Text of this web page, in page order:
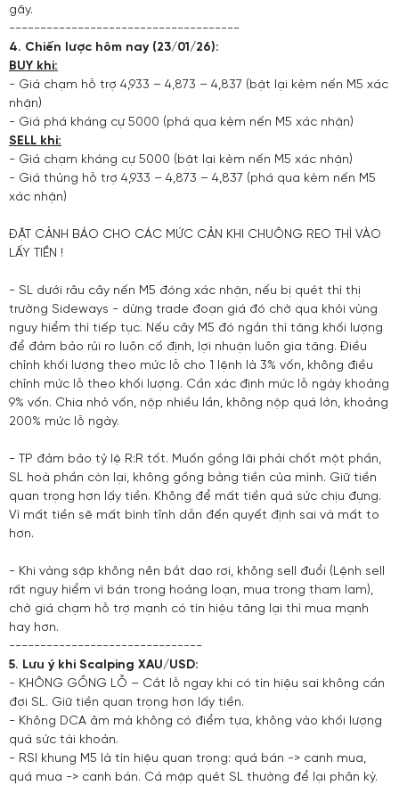
gãy.
-------------------------------------
4. Chiến lược hôm nay (23/01/26):
BUY khi:
- Giá chạm hỗ trợ 4,933 – 4,873 – 4,837 (bật lại kèm nến M5 xác
nhận)
- Giá phá kháng cự 5000 (phá qua kèm nến M5 xác nhận)
SELL khi:
- Giá chạm kháng cự 5000 (bật lại kèm nến M5 xác nhận)
- Giá thủng hỗ trợ 4,933 – 4,873 – 4,837 (phá qua kèm nến M5
xác nhận)
ĐẶT CẢNH BÁO CHO CÁC MỨC CẢN KHI CHUÔNG REO THÌ VÀO
LẤY TIỀN !
- SL dưới râu cây nến M5 đóng xác nhận, nếu bị quét thì thị
trường Sideways - dừng trade đoạn giá đó chờ qua khỏi vùng
nguy hiểm thì tiếp tục. Nếu cây M5 đó ngắn thì tăng khối lượng
để đảm bảo rủi ro luôn cố định, lợi nhuận luôn gia tăng. Điều
chỉnh khối lượng theo mức lỗ cho 1 lệnh là 3% vốn, không điều
chỉnh mức lỗ theo khối lượng. Cần xác định mức lỗ ngày khoảng
9% vốn. Chia nhỏ vốn, nộp nhiều lần, không nộp quá lớn, khoảng
200% mức lỗ ngày.
- TP đảm bảo tỷ lệ R:R tốt. Muốn gồng lãi phải chốt một phần,
SL hoà phần còn lại, không gồng bằng tiền của mình. Giữ tiền
quan trọng hơn lấy tiền. Không để mất tiền quá sức chịu đựng.
Vì mất tiền sẽ mất bình tĩnh dẫn đến quyết định sai và mất to
hơn.
- Khi vàng sập không nên bắt dao rơi, không sell đuổi (Lệnh sell
rất nguy hiểm vì bán trong hoảng loạn, mua trong tham lam),
chờ giá chạm hỗ trợ mạnh có tín hiệu tăng lại thì mua mạnh
hay hơn.
-------------------------------
5. Lưu ý khi Scalping XAU/USD:
- KHÔNG GỒNG LỖ – Cắt lỗ ngay khi có tín hiệu sai không cần
đợi SL. Giữ tiền quan trọng hơn lấy tiền.
- Không DCA âm mà không có điểm tựa, không vào khối lượng
quá sức tài khoản.
- RSI khung M5 là tín hiệu quan trọng: quá bán -> canh mua,
quá mua -> canh bán. Cá mập quét SL thường để lại phân kỳ.